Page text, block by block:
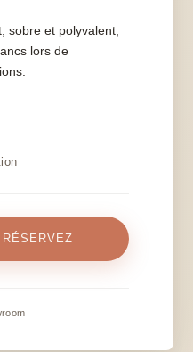
sobre et polyvalent,
lors de
RÉSERVEZ